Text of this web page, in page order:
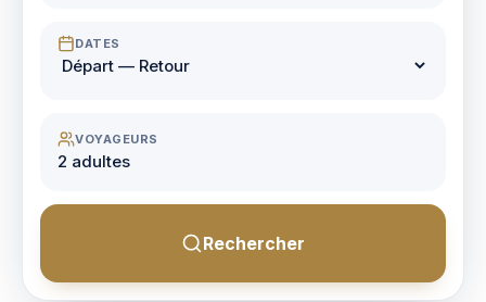
DATES
VOYAGEURS
2 adultes
Rechercher